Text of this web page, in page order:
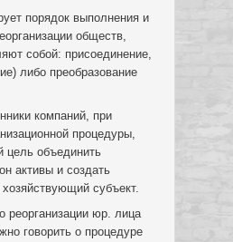
порядок выполнения и
обществ,
собой: присоединение,
либо преобразование
компаний, при
процедуры,
цель объединить
активы и создать
субъект.
реорганизации юр. лица
говорить о процедуре